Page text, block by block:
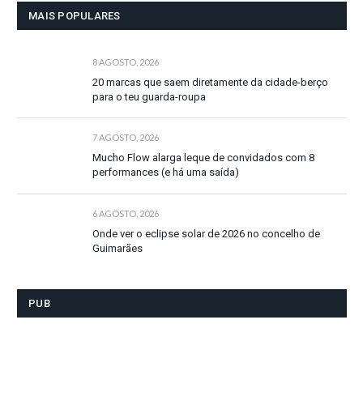
MAIS POPULARES
8 AGOSTO, 2026
20 marcas que saem diretamente da cidade-berço
para o teu guarda-roupa
7 AGOSTO, 2026
Mucho Flow alarga leque de convidados com 8
performances (e há uma saída)
6 AGOSTO, 2026
Onde ver o eclipse solar de 2026 no concelho de
Guimarães
PUB